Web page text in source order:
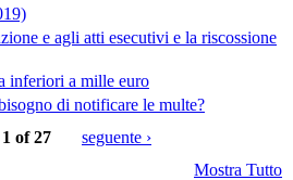
e agli atti esecutivi e la riscossione
inferiori a mille euro
di notificare le multe?
1 of 27
seguente ›
Mostra Tutto